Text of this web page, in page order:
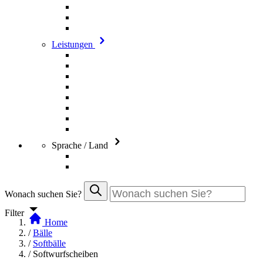
Leistungen
Sprache / Land
Wonach suchen Sie?
Filter
Home
/ Bälle
/ Softbälle
/ Softwurfscheiben